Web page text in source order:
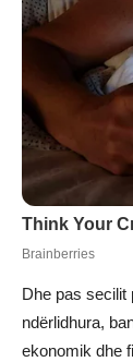
Dhe pas secilit
ndërlidhura,
ekonomik dhe